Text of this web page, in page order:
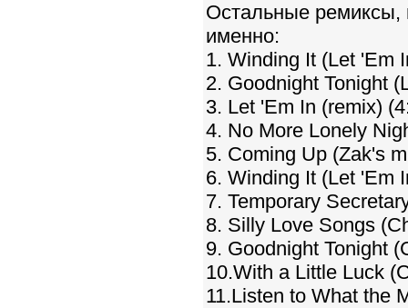
Остальные ремиксы,
именно:
1. Winding It (Let 'Em
2. Goodnight Tonight
3. Let 'Em In (remix)
4. No More Lonely
5. Coming Up (Zak's
6. Winding It (Let 'Em
7. Temporary
8. Silly Love Songs
9. Goodnight Tonight
10.With a Little Luck
11.Listen to What the